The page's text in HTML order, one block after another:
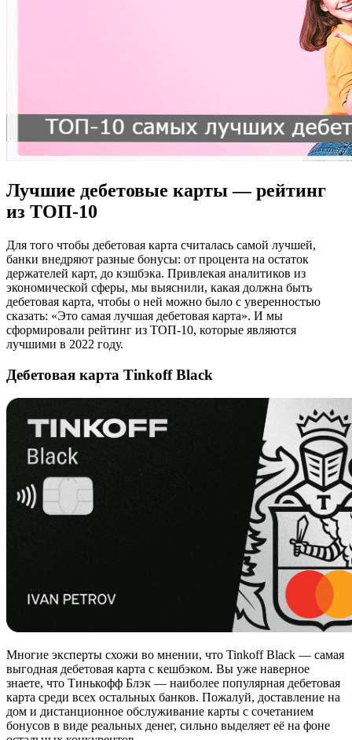
Лучшие дебетовые карты — рейтинг
из ТОП-10
Для того чтобы дебетовая карта считалась самой лучшей,
банки внедряют разные бонусы: от процента на остаток
держателей карт, до кэшбэка. Привлекая аналитиков из
экономической сферы, мы выяснили, какая должна быть
дебетовая карта, чтобы о ней можно было с уверенностью
сказать: «Это самая лучшая дебетовая карта». И мы
сформировали рейтинг из ТОП-10, которые являются
лучшими в 2022 году.
Дебетовая карта Tinkoff Black
Многие эксперты схожи во мнении, что Tinkoff Black — самая
выгодная дебетовая карта с кешбэком. Вы уже наверное
знаете, что Тинькофф Блэк — наиболее популярная дебетовая
карта среди всех остальных банков. Пожалуй, доставление на
дом и дистанционное обслуживание карты с сочетанием
бонусов в виде реальных денег, сильно выделяет её на фоне